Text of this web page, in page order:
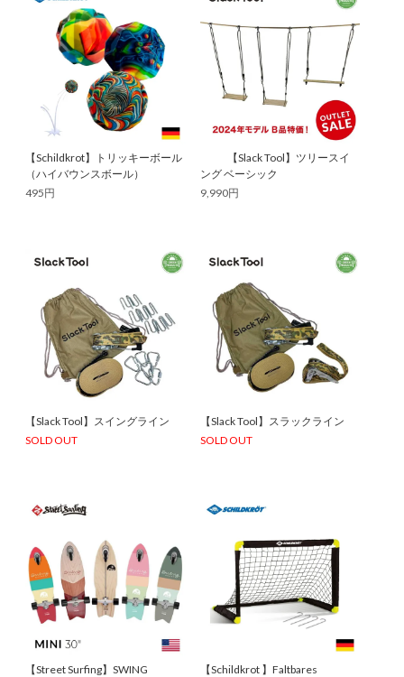
【Schildkrot】トリッキーボール
（ハイバウンスボール）
495円
【Slack Tool】ツリースイ
ング ベーシック
9,990円
【Slack Tool】スイングライン
SOLD OUT
【Slack Tool】スラックライン
SOLD OUT
【Street Surfing】SWING
【Schildkrot 】Faltbares